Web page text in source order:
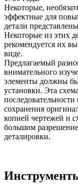
Некоторые,
эффектные для
детали
Некоторые из этих
рекомендуется их
виде.
Предлагаемый
внимательного
элементы должны
установки. Эта
сохранения
копией чертежей и
большим
деталировки.